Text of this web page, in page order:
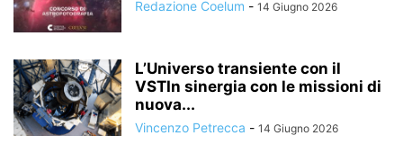
Redazione Coelum - 14 Giugno 2026
L’Universo transiente con il
VSTIn sinergia con le missioni di
nuova...
Vincenzo Petrecca - 14 Giugno 2026